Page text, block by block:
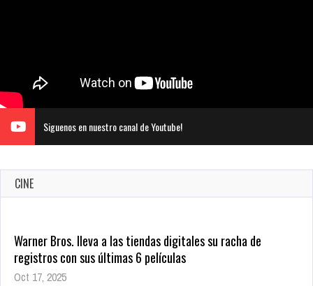
Siguenos en nuestro canal de Youtube!
CINE
Warner Bros. lleva a las tiendas digitales su racha de
registros con sus últimas 6 películas
Oct 17, 2025